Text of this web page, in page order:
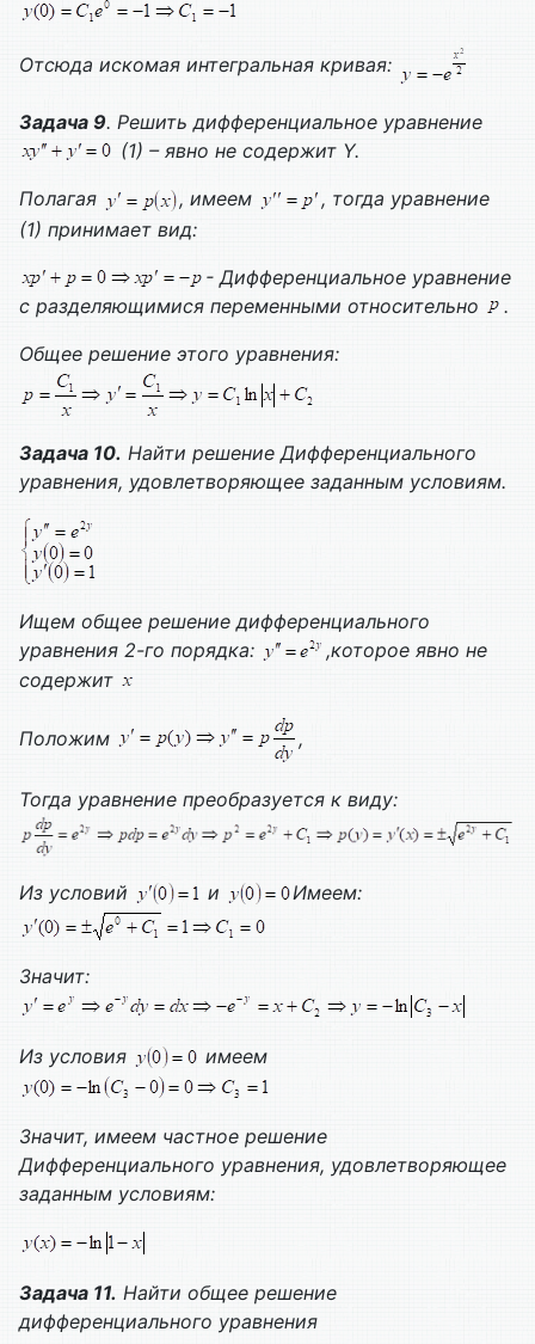
Отсюда искомая интегральная кривая:
Задача 9. Решить дифференциальное уравнение
(1) – явно не содержит Y.
Полагая , имеем
, тогда уравнение
(1) принимает вид:
- Дифференциальное уравнение
с разделяющимися переменными относительно
.
Общее решение этого уравнения:
Задача 10. Найти решение Дифференциального
уравнения, удовлетворяющее заданным условиям.
Ищем общее решение дифференциального
уравнения 2-го порядка:
,которое явно не
содержит
Положим ,
Тогда уравнение преобразуется к виду:
Из условий и Имеем:
Значит:
Из условия имеем
Значит, имеем частное решение
Дифференциального уравнения, удовлетворяющее
заданным условиям:
Задача 11. Найти общее решение
дифференциального уравнения